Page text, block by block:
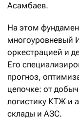
Асамбаев.
На этом
многоуровневый
оркестрацией и
Его
прогноз,
цепочке: от
логистику КТЖ и
склады и АЗС.